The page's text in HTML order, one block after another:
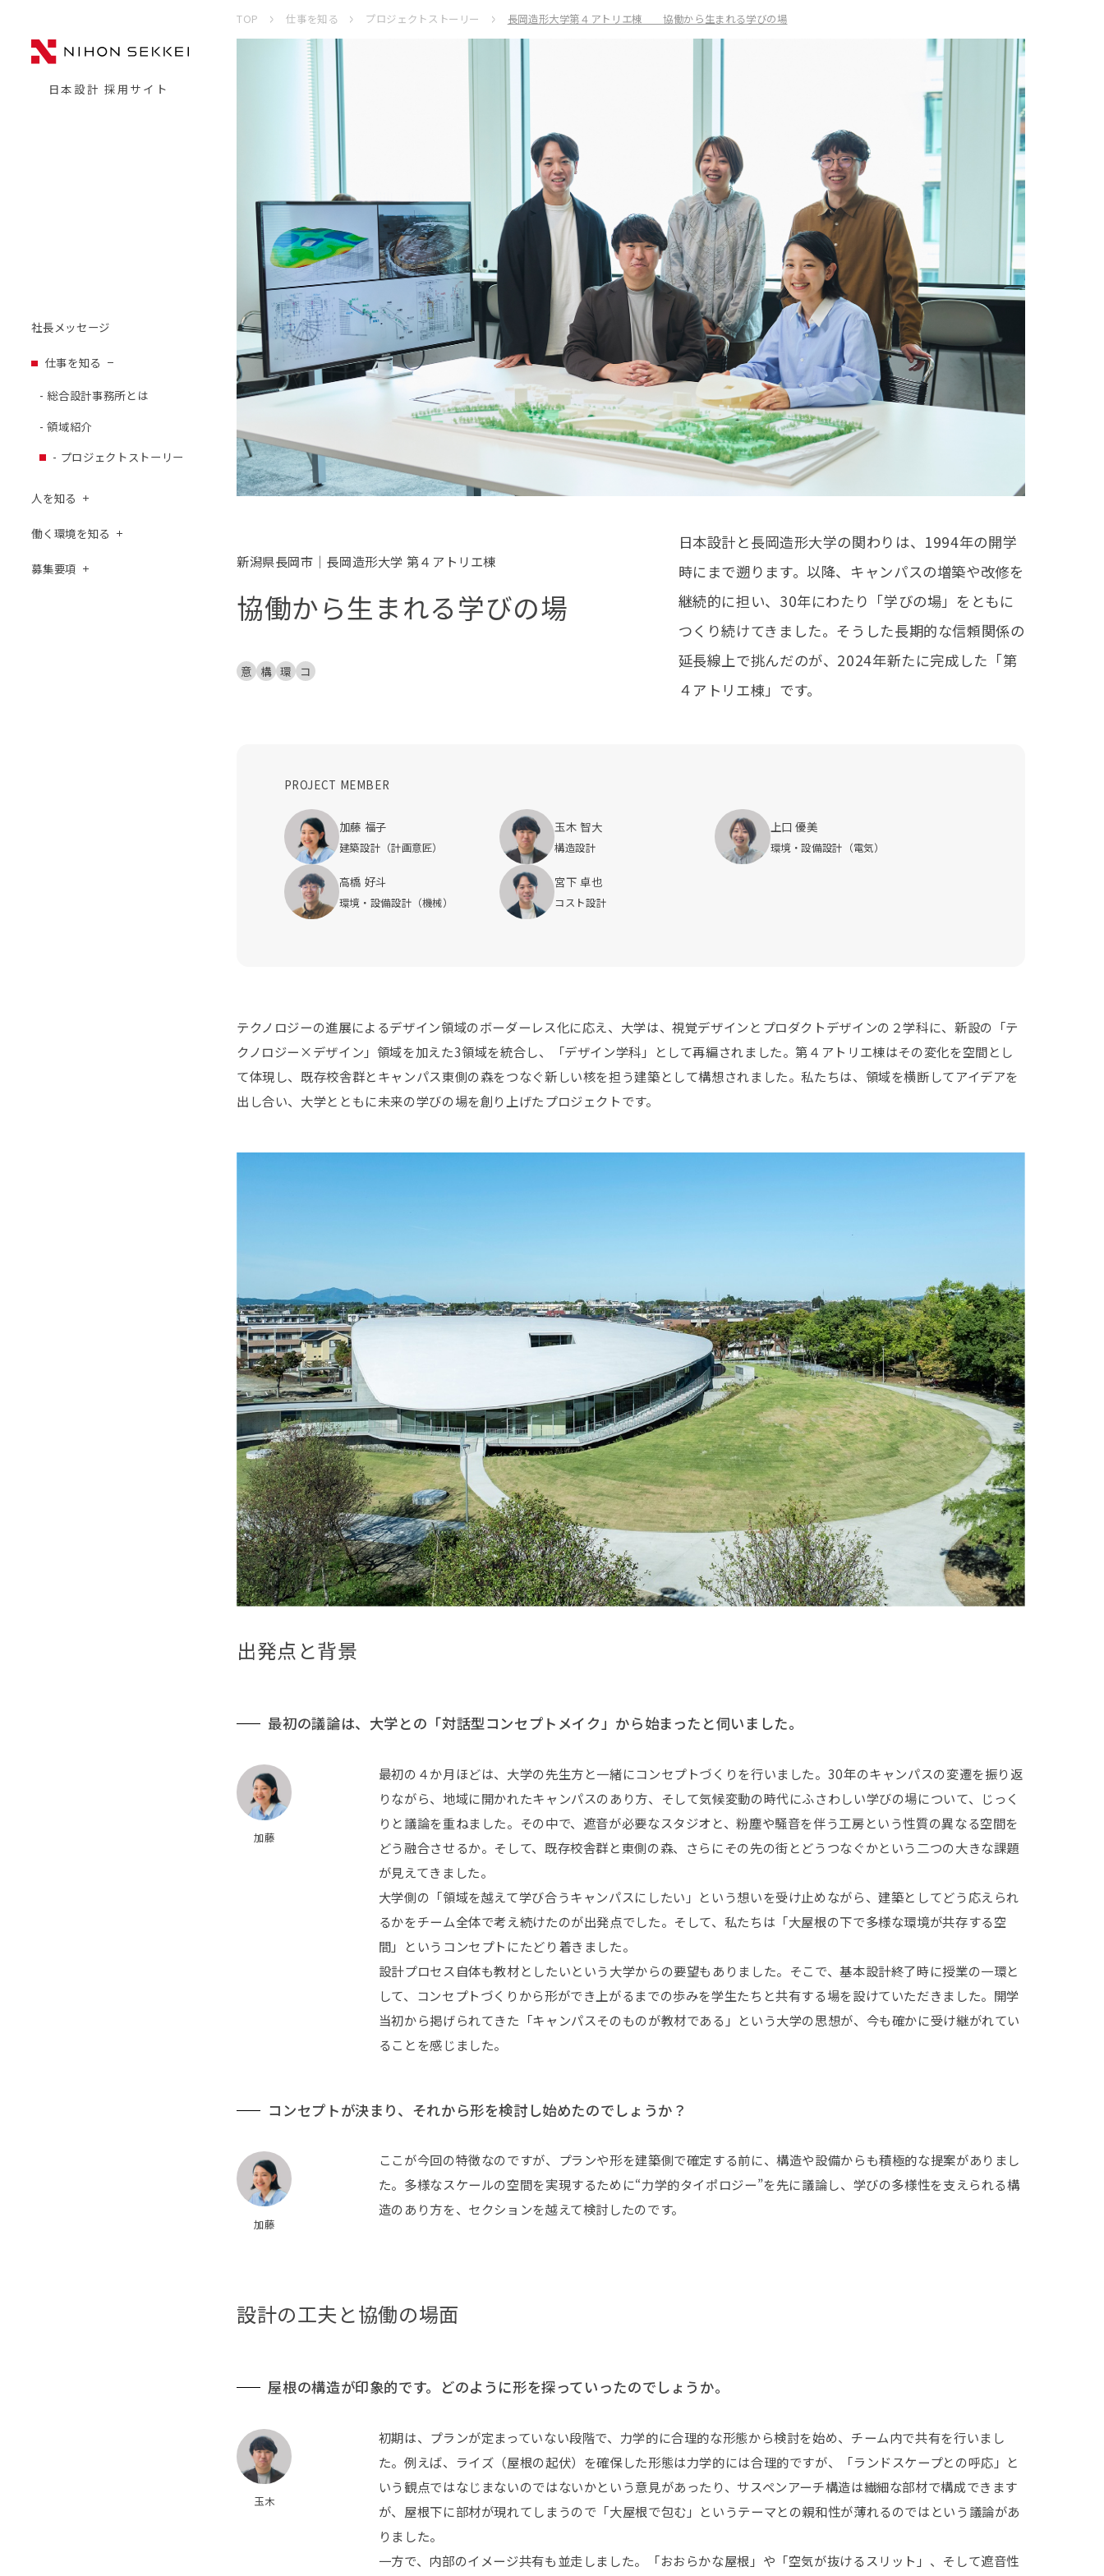
日本設計 採用サイト
社長メッセージ
仕事を知る
- 総合設計事務所とは
- 領域紹介
- プロジェクトストーリー
人を知る
働く環境を知る
募集要項
TOP 仕事を知る プロジェクトストーリー 長岡造形大学第４アトリエ棟 協働から生まれる学びの場
新潟県長岡市｜長岡造形大学 第４アトリエ棟
協働から生まれる学びの場
意 構 環 コ
日本設計と長岡造形大学の関わりは、1994年の開学
時にまで遡ります。以降、キャンパスの増築や改修を
継続的に担い、30年にわたり「学びの場」をともに
つくり続けてきました。そうした長期的な信頼関係の
延長線上で挑んだのが、2024年新たに完成した「第
４アトリエ棟」です。
PROJECT MEMBER
加藤 福子
建築設計（計画意匠）
玉木 智大
構造設計
上口 優美
環境・設備設計（電気）
高橋 好斗
環境・設備設計（機械）
宮下 卓也
コスト設計
テクノロジーの進展によるデザイン領域のボーダーレス化に応え、大学は、視覚デザインとプロダクトデザインの２学科に、新設の「テ
クノロジー×デザイン」領域を加えた3領域を統合し、「デザイン学科」として再編されました。第４アトリエ棟はその変化を空間とし
て体現し、既存校舎群とキャンパス東側の森をつなぐ新しい核を担う建築として構想されました。私たちは、領域を横断してアイデアを
出し合い、大学とともに未来の学びの場を創り上げたプロジェクトです。
出発点と背景
最初の議論は、大学との「対話型コンセプトメイク」から始まったと伺いました。
加藤
最初の４か月ほどは、大学の先生方と一緒にコンセプトづくりを行いました。30年のキャンパスの変遷を振り返
りながら、地域に開かれたキャンパスのあり方、そして気候変動の時代にふさわしい学びの場について、じっく
りと議論を重ねました。その中で、遮音が必要なスタジオと、粉塵や騒音を伴う工房という性質の異なる空間を
どう融合させるか。そして、既存校舎群と東側の森、さらにその先の街とどうつなぐかという二つの大きな課題
が見えてきました。
大学側の「領域を越えて学び合うキャンパスにしたい」という想いを受け止めながら、建築としてどう応えられ
るかをチーム全体で考え続けたのが出発点でした。そして、私たちは「大屋根の下で多様な環境が共存する空
間」というコンセプトにたどり着きました。
設計プロセス自体も教材としたいという大学からの要望もありました。そこで、基本設計終了時に授業の一環と
して、コンセプトづくりから形ができ上がるまでの歩みを学生たちと共有する場を設けていただきました。開学
当初から掲げられてきた「キャンパスそのものが教材である」という大学の思想が、今も確かに受け継がれてい
ることを感じました。
コンセプトが決まり、それから形を検討し始めたのでしょうか？
加藤
ここが今回の特徴なのですが、プランや形を建築側で確定する前に、構造や設備からも積極的な提案がありまし
た。多様なスケールの空間を実現するために“力学的タイポロジー”を先に議論し、学びの多様性を支えられる構
造のあり方を、セクションを越えて検討したのです。
設計の工夫と協働の場面
屋根の構造が印象的です。どのように形を探っていったのでしょうか。
玉木
初期は、プランが定まっていない段階で、力学的に合理的な形態から検討を始め、チーム内で共有を行いまし
た。例えば、ライズ（屋根の起伏）を確保した形態は力学的には合理的ですが、「ランドスケープとの呼応」と
いう観点ではなじまないのではないかという意見があったり、サスペンアーチ構造は繊細な部材で構成できます
が、屋根下に部材が現れてしまうので「大屋根で包む」というテーマとの親和性が薄れるのではという議論があ
りました。
一方で、内部のイメージ共有も並走しました。「おおらかな屋根」や「空気が抜けるスリット」、そして遮音性